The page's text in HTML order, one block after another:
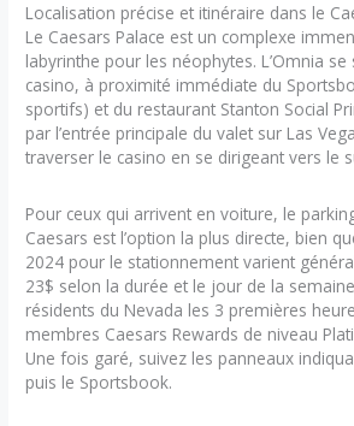
Localisation précise et itinéraire dans le
Le Caesars Palace est un complexe
labyrinthe pour les néophytes. L’Omnia
casino, à proximité immédiate du
sportifs) et du restaurant Stanton Social
par l’entrée principale du valet sur Las
traverser le casino en se dirigeant vers le
Pour ceux qui arrivent en voiture, le
Caesars est l’option la plus directe, bien
2024 pour le stationnement varient
23$ selon la durée et le jour de la
résidents du Nevada les 3 premières
membres Caesars Rewards de niveau
Une fois garé, suivez les panneaux
puis le Sportsbook.